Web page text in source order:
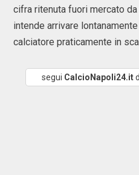
cifra ritenuta fuori mercato
intende arrivare
calciatore praticamente in
segui CalcioNapoli24.it